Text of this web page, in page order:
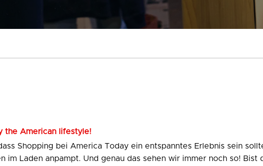
the American lifestyle!
Shopping bei America Today ein entspanntes Erlebnis sein
im Laden anpampt. Und genau das sehen wir immer noch so! Bist